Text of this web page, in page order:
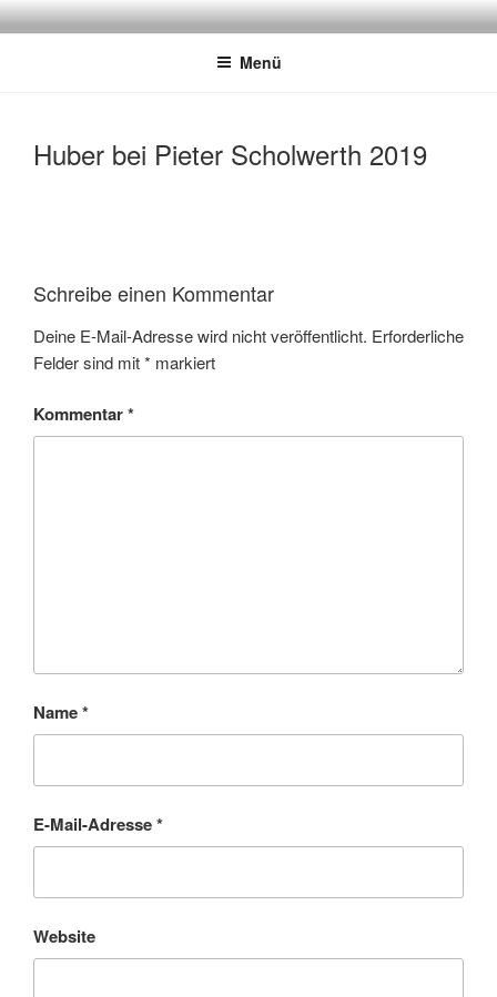
Zum
InhaltDER MIXER
Frankfurt
Menü
Huber bei Pieter Scholwerth 2019
Schreibe einen Kommentar
Deine E-Mail-Adresse wird nicht veröffentlicht. Erforderliche
Felder sind mit* markiert
Kommentar*
Name*
E-Mail-Adresse*
Website